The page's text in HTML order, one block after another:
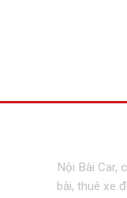
Nội Bài Car,
bài, thuê xe